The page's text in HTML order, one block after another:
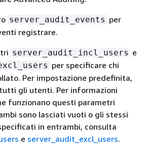
server_audit_events per
registrare.
server_audit_incl_users e
per specificare chi
Per impostazione predefinita,
gli utenti. Per informazioni
funzionano questi parametri
sono lasciati vuoti o gli stessi
in entrambi, consulta
e server_audit_excl_users.